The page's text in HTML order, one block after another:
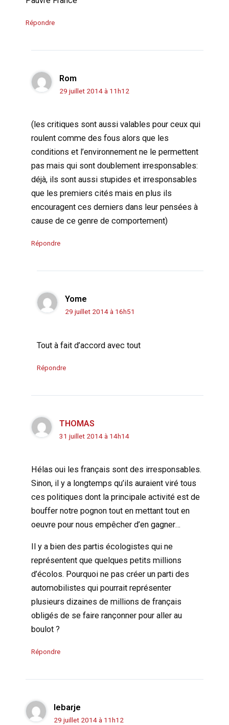
Répondre
Rom
29 juillet 2014 à 11h12
(les critiques sont aussi valables pour ceux qui
roulent comme des fous alors que les
conditions et l’environnement ne le permettent
pas mais qui sont doublement irresponsables:
déjà, ils sont aussi stupides et irresponsables
que les premiers cités mais en plus ils
encouragent ces derniers dans leur pensées à
cause de ce genre de comportement)
Répondre
Yome
29 juillet 2014 à 16h51
Tout à fait d’accord avec tout
Répondre
THOMAS
31 juillet 2014 à 14h14
Hélas oui les français sont des irresponsables.
Sinon, il y a longtemps qu’ils auraient viré tous
ces politiques dont la principale activité est de
bouffer notre pognon tout en mettant tout en
oeuvre pour nous empêcher d’en gagner…
Il y a bien des partis écologistes qui ne
représentent que quelques petits millions
d’écolos. Pourquoi ne pas créer un parti des
automobilistes qui pourrait représenter
plusieurs dizaines de millions de français
obligés de se faire rançonner pour aller au
boulot ?
Répondre
lebarje
29 juillet 2014 à 11h12